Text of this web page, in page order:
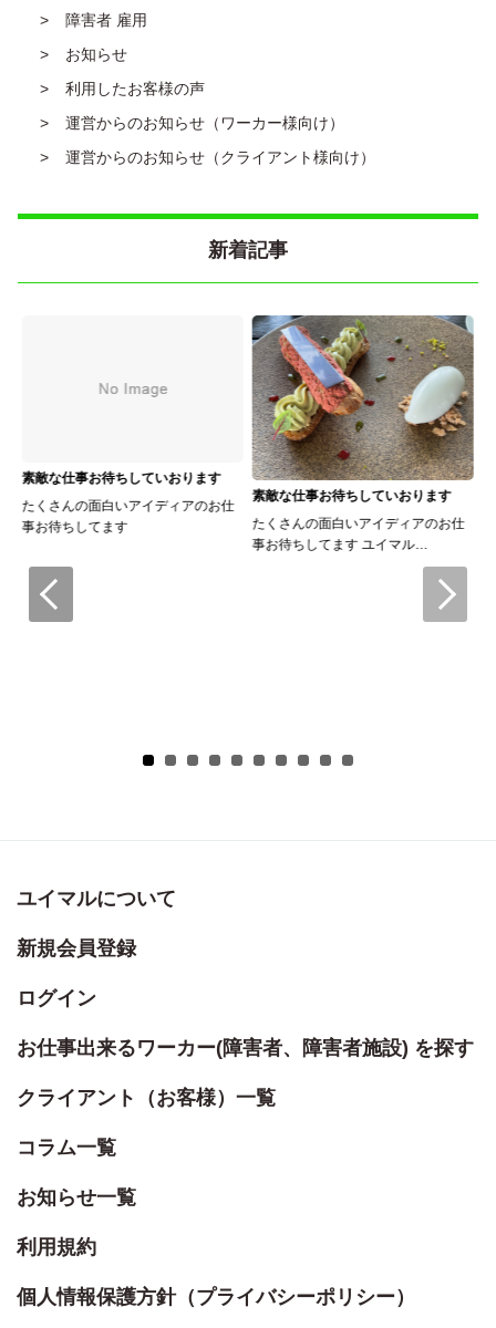
障害者 雇用
お知らせ
利用したお客様の声
運営からのお知らせ（ワーカー様向け）
運営からのお知らせ（クライアント様向け）
新着記事
素敵な仕事お待ちしていおります
たくさんの面白いアイディアのお仕
事お待ちしてます
素敵な仕事お待ちしていおります
たくさんの面白いアイディアのお仕
事お待ちしてます ユイマル…
ユイマルについて
新規会員登録
ログイン
お仕事出来るワーカー(障害者、障害者施設) を探す
クライアント（お客様）一覧
コラム一覧
お知らせ一覧
利用規約
個人情報保護方針（プライバシーポリシー）